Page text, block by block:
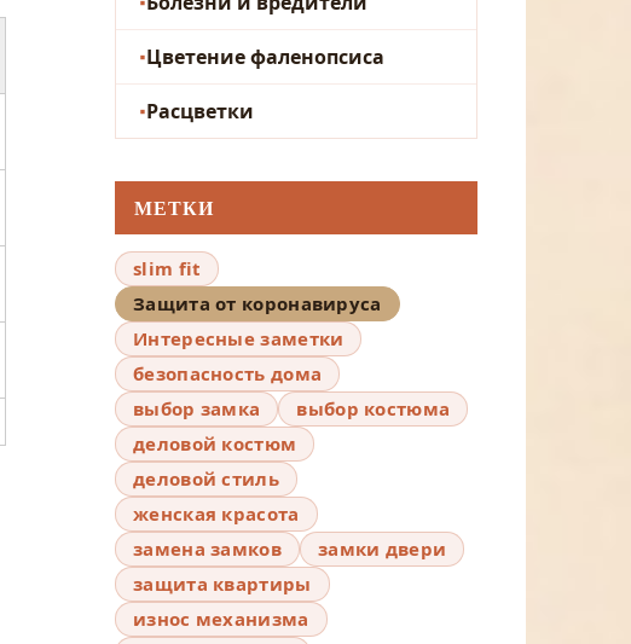
Цветение фаленопсиса
Расцветки
МЕТКИ
slim fit
Защита от коронавируса
Интересные заметки
безопасность дома
выбор замка
выбор костюма
деловой костюм
деловой стиль
женская красота
замена замков
замки двери
защита квартиры
износ механизма